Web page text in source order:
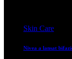
Skin Care
Nivea a lansat